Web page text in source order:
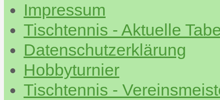
Impressum
Tischtennis - Aktuelle
Datenschutzerklärung
Hobbyturnier
Tischtennis -